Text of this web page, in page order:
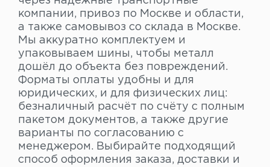
компании, привоз по Москве и области,
а также самовывоз со склада в Москве.
Мы аккуратно комплектуем и
упаковываем шины, чтобы металл
дошёл до объекта без повреждений.
Форматы оплаты удобны и для
юридических, и для физических лиц:
безналичный расчёт по счёту с полным
пакетом документов, а также другие
варианты по согласованию с
менеджером. Выбирайте подходящий
способ оформления заказа, доставки и